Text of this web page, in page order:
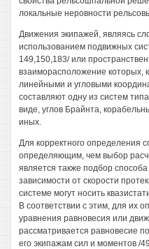
локальные неровности
Движения экипажей, являясь
использованием подвижных
149,150,183/ или
взаиморасположение которых,
линейными и угловыми
составляют одну из систем
виде, углов Брайнта,
иных.
Для корректного определения
определяющим, чем выбор
является также подбор
зависимости от скорости
системе могут носить
В соответствии с этим, для их
уравнения равновесия или
рассматривается равновесие
его экипажам сил и моментов /